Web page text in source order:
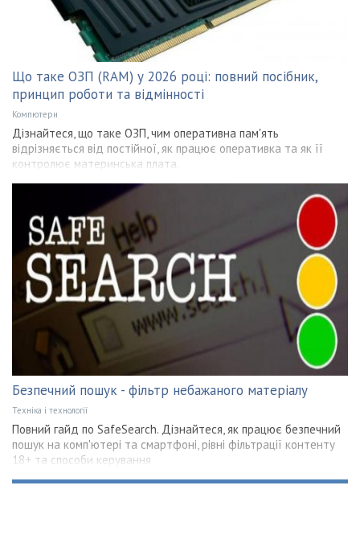
Що таке ОЗП (RAM) у 2026 році: повний посібник,
принцип роботи та відмінності
Компютери
Дізнайтеся, що таке ОЗП, чим оперативна пам'ять
відрізняється від постійної, як працює оперативка та як її
контролює материнська плата.
Безпечний пошук - фільтр небажаного матеріалу
Техніка і технології
Повний гайд по SafeSearch. Дізнайтеся, як працює безпечний
пошук на комп'ютері та смартфоні, рівні фільтрації контенту
18+ та способи керування